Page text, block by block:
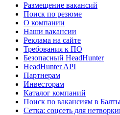
Размещение вакансий
Поиск по резюме
О компании
Наши вакансии
Реклама на сайте
Требования к ПО
Безопасный HeadHunter
HeadHunter API
Партнерам
Инвесторам
Каталог компаний
Поиск по вакансиям в
Сетка: соцсеть для